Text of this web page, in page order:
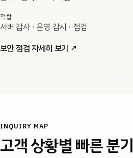
적합
서버 감사 · 운영 감시 · 점검
보안 점검 자세히 보기 ↗
INQUIRY MAP
고객 상황별 빠른 분기